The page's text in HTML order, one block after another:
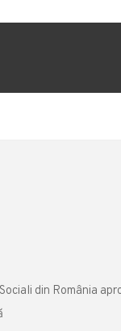
din România